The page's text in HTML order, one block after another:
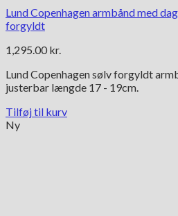
Lund Copenhagen armbånd med
forgyldt
1,295.00 kr.
Lund Copenhagen sølv forgyldt
justerbar længde 17 - 19cm.
Tilføj til kurv
Ny